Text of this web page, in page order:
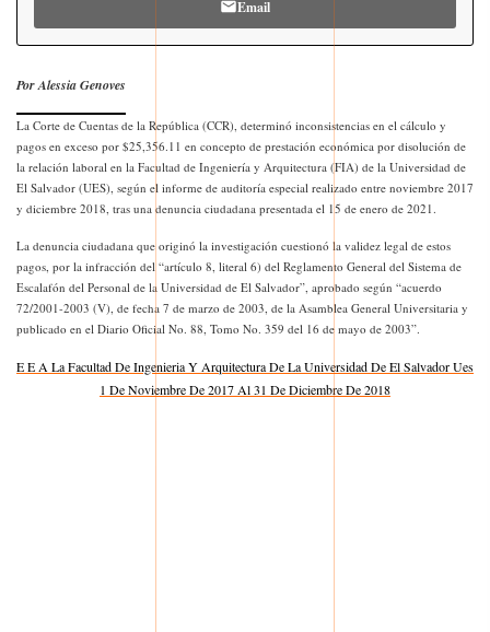
Email
Por Alessia Genoves
La Corte de Cuentas de la República (CCR), determinó inconsistencias en el cálculo y
pagos en exceso por $25,356.11 en concepto de prestación económica por disolución de
la relación laboral en la Facultad de Ingeniería y Arquitectura (FIA) de la Universidad de
El Salvador (UES), según el informe de auditoría especial realizado entre noviembre 2017
y diciembre 2018, tras una denuncia ciudadana presentada el 15 de enero de 2021.
La denuncia ciudadana que originó la investigación cuestionó la validez legal de estos
pagos, por la infracción del “artículo 8, literal 6) del Reglamento General del Sistema de
Escalafón del Personal de la Universidad de El Salvador”, aprobado según “acuerdo
72/2001-2003 (V), de fecha 7 de marzo de 2003, de la Asamblea General Universitaria y
publicado en el Diario Oficial No. 88, Tomo No. 359 del 16 de mayo de 2003”.
E E A La Facultad De Ingenieria Y Arquitectura De La Universidad De El Salvador Ues
1 De Noviembre De 2017 Al 31 De Diciembre De 2018